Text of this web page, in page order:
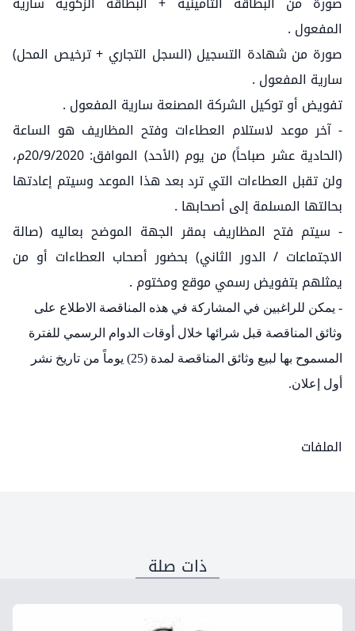
المفعول .
صورة من شهادة التسجيل (السجل التجاري + ترخيص المحل)
سارية المفعول .
تفويض أو توكيل الشركة المصنعة سارية المفعول .
- آخر موعد لاستلام العطاءات وفتح المظاريف هو الساعة
(الحادية عشر صباحاً) من يوم (الأحد) الموافق: 20/9/2020م،
ولن تقبل العطاءات التي ترد بعد هذا الموعد وسيتم إعادتها
بحالتها المسلمة إلى أصحابها .
- سيتم فتح المظاريف بمقر الجهة الموضح بعاليه (صالة
الاجتماعات / الدور الثاني) بحضور أصحاب العطاءات أو من
يمثلهم بتفويض رسمي موقع ومختوم .
- يمكن للراغبين في المشاركة في هذه المناقصة الاطلاع على
وثائق المناقصة قبل شرائها خلال أوقات الدوام الرسمي للفترة
المسموح بها لبيع وثائق المناقصة لمدة (25) يوماً من تاريخ نشر
أول إعلان.
الملفات
ذات صلة